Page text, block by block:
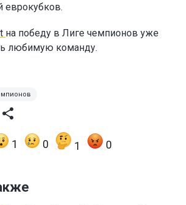
еврокубков.
на победу в Лиге чемпионов уже
любимую команду.
1 0 1 0